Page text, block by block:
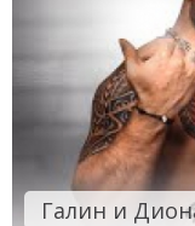
Галин и